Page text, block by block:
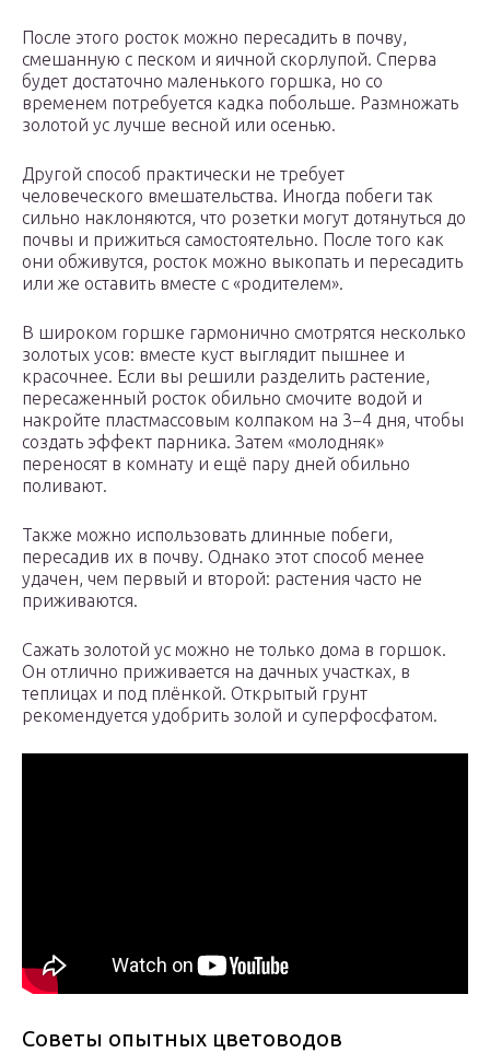
После этого росток можно пересадить в почву,
смешанную с песком и яичной скорлупой. Сперва
будет достаточно маленького горшка, но со
временем потребуется кадка побольше. Размножать
золотой ус лучше весной или осенью.
Другой способ практически не требует
человеческого вмешательства. Иногда побеги так
сильно наклоняются, что розетки могут дотянуться до
почвы и прижиться самостоятельно. После того как
они обживутся, росток можно выкопать и пересадить
или же оставить вместе с «родителем».
В широком горшке гармонично смотрятся несколько
золотых усов: вместе куст выглядит пышнее и
красочнее. Если вы решили разделить растение,
пересаженный росток обильно смочите водой и
накройте пластмассовым колпаком на 3−4 дня, чтобы
создать эффект парника. Затем «молодняк»
переносят в комнату и ещё пару дней обильно
поливают.
Также можно использовать длинные побеги,
пересадив их в почву. Однако этот способ менее
удачен, чем первый и второй: растения часто не
приживаются.
Сажать золотой ус можно не только дома в горшок.
Он отлично приживается на дачных участках, в
теплицах и под плёнкой. Открытый грунт
рекомендуется удобрить золой и суперфосфатом.
Советы опытных цветоводов